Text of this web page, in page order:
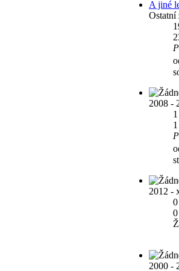
A jiné
Ostatní
2008 -
1
1
2012 -
0
0
2000 -